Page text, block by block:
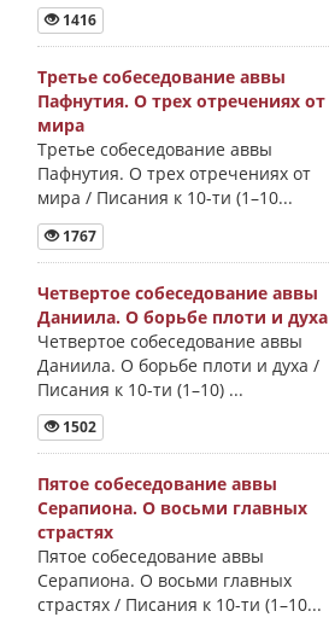
1416
Третье собеседование аввы
Пафнутия. О трех отречениях от
мира
Третье собеседование аввы
Пафнутия. О трех отречениях от
мира / Писания к 10-ти (1–10...
1767
Четвертое собеседование аввы
Даниила. О борьбе плоти и духа
Четвертое собеседование аввы
Даниила. О борьбе плоти и духа /
Писания к 10-ти (1–10) ...
1502
Пятое собеседование аввы
Серапиона. О восьми главных
страстях
Пятое собеседование аввы
Серапиона. О восьми главных
страстях / Писания к 10-ти (1–10...